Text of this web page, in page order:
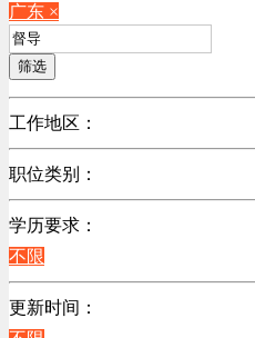
广东 ×
筛选
工作地区：
不限
北京
广东
江苏
陕西
浙江
职位类别：
不限
学历要求：
不限
更新时间：